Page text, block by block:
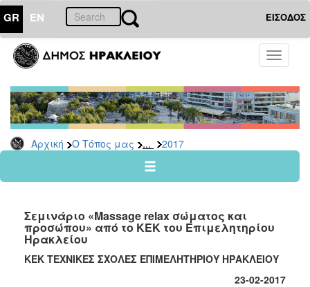
GR EN ΕΙΣΟΔΟΣ
Toggle
Αρχική Ο Τόπος μας ... 2017
ΤΟΠΟΣ
ΜΑΣ
Ανακοινώσεις
Αρχείο
2026
2024
2022
2021
2020
Σεμινάριο «Massage relax σώματος και
προσώπου» από το ΚΕΚ του Επιμελητηρίου
Ηρακλείου
ΚΕΚ ΤΕΧΝΙΚΕΣ ΣΧΟΛΕΣ ΕΠΙΜΕΛΗΤΗΡΙΟΥ ΗΡΑΚΛΕΙΟΥ
23-02-2017